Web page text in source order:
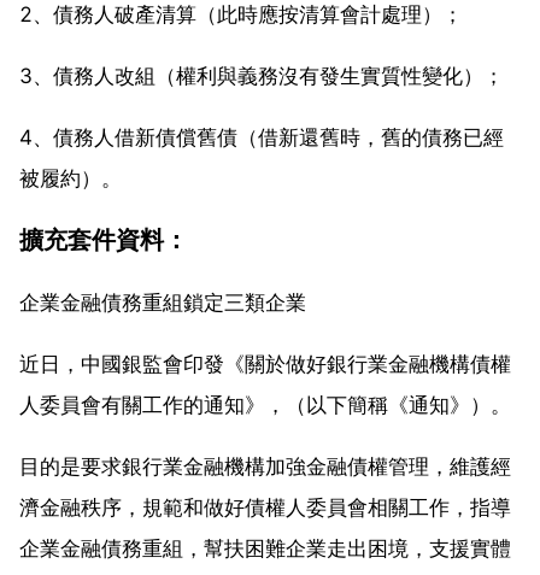
2、債務人破產清算（此時應按清算會計處理）；
3、債務人改組（權利與義務沒有發生實質性變化）；
4、債務人借新債償舊債（借新還舊時，舊的債務已經
被履約）。
擴充套件資料：
企業金融債務重組鎖定三類企業
近日，中國銀監會印發《關於做好銀行業金融機構債權
人委員會有關工作的通知》，（以下簡稱《通知》）。
目的是要求銀行業金融機構加強金融債權管理，維護經
濟金融秩序，規範和做好債權人委員會相關工作，指導
企業金融債務重組，幫扶困難企業走出困境，支援實體